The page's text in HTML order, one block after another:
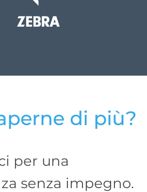
di più?
per una
senza impegno.